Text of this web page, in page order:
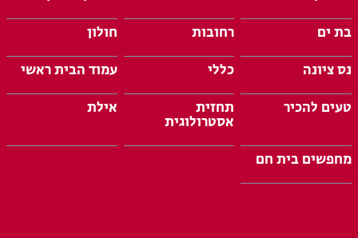
בת ים
רחובות
חולון
נס ציונה
כללי
עמוד הבית ראשי
טעים להכיר
תחזית
אסטרולוגית
אילת
מחפשים בית חם